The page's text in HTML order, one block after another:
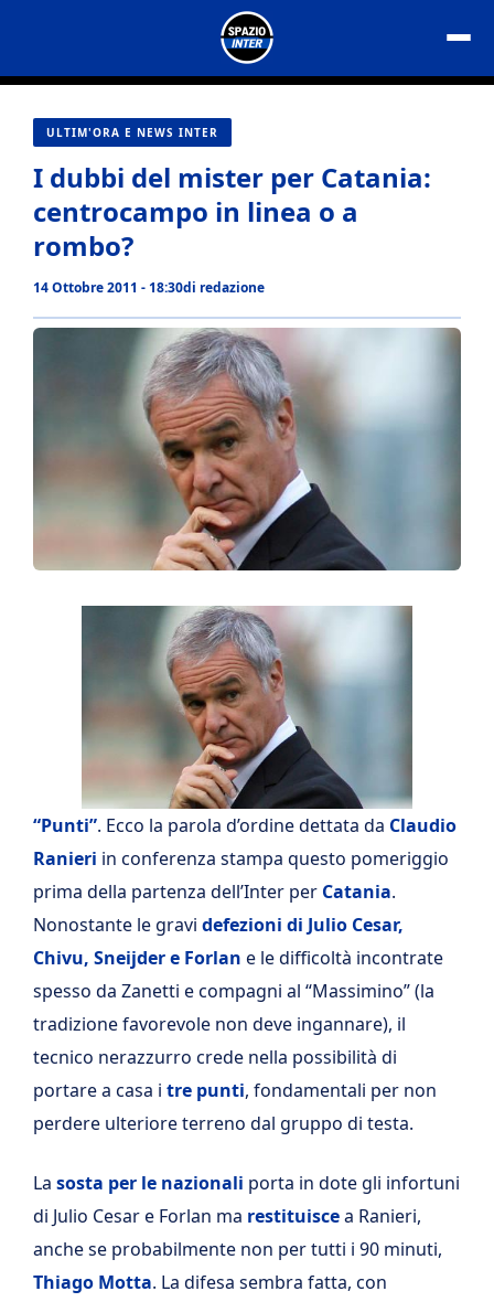
contenuto
ULTIM'ORA E NEWS INTER
I dubbi del mister per Catania:
centrocampo in linea o a
rombo?
14 Ottobre 2011 - 18:30di redazione
“Punti”. Ecco la parola d’ordine dettata da Claudio
Ranieri in conferenza stampa questo pomeriggio
prima della partenza dell’Inter per Catania.
Nonostante le gravi defezioni di Julio Cesar,
Chivu, Sneijder e Forlan e le difficoltà incontrate
spesso da Zanetti e compagni al “Massimino” (la
tradizione favorevole non deve ingannare), il
tecnico nerazzurro crede nella possibilità di
portare a casa i tre punti, fondamentali per non
perdere ulteriore terreno dal gruppo di testa.
La sosta per le nazionali porta in dote gli infortuni
di Julio Cesar e Forlan ma restituiscea Ranieri,
anche se probabilmente non per tutti i 90 minuti,
Thiago Motta. La difesa sembra fatta, con